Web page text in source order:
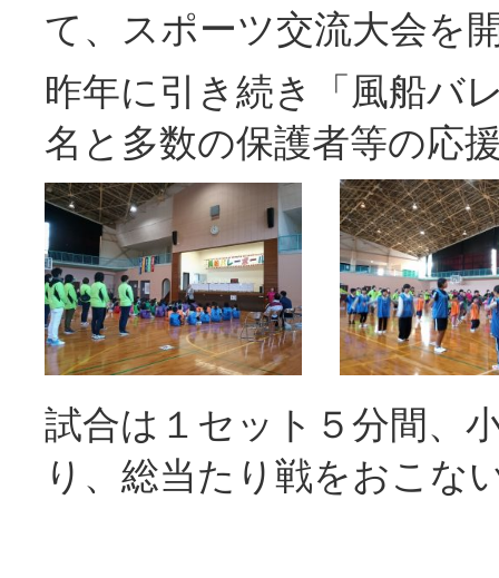
て、スポーツ交流大会を
昨年に引き続き「風船バ
名と多数の保護者等の応
試合は１セット５分間、
り、総当たり戦をおこな